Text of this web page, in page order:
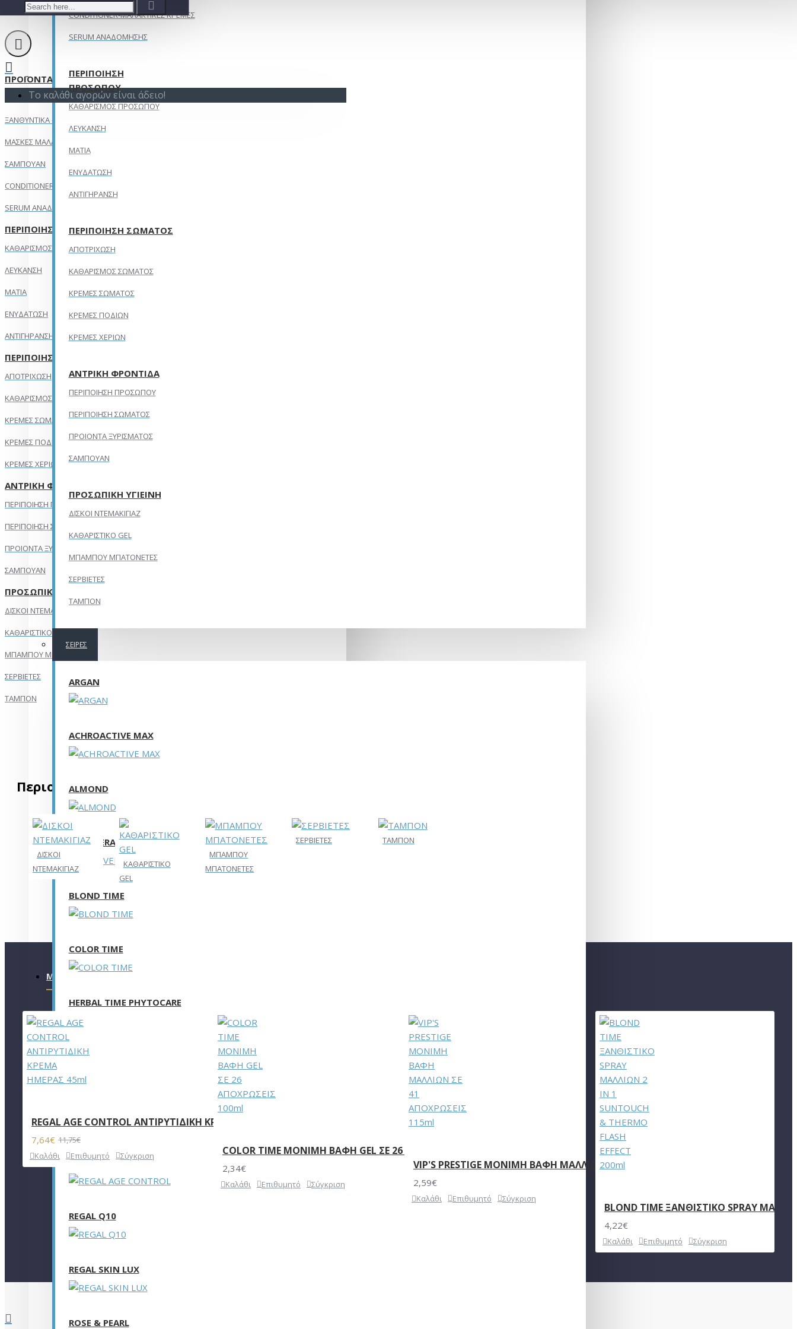
CONDITIONER-ΜΑΛΑΚΤΙΚΕΣ ΚΡΕΜΕΣ
SERUM ΑΝΑΔΟΜΗΣΗΣ
ΠΕΡΙΠΟΙΗΣΗ
ΠΡΟΣΩΠΟΥ
ΚΑΘΑΡΙΣΜΟΣ ΠΡΟΣΩΠΟΥ
ΛΕΥΚΑΝΣΗ
ΜΑΤΙΑ
ΕΝΥΔΑΤΩΣΗ
ΑΝΤΙΓΗΡΑΝΣΗ
ΠΕΡΙΠΟΙΗΣΗ ΣΩΜΑΤΟΣ
ΑΠΟΤΡΙΧΩΣΗ
ΚΑΘΑΡΙΣΜΟΣ ΣΩΜΑΤΟΣ
ΚΡΕΜΕΣ ΣΩΜΑΤΟΣ
ΚΡΕΜΕΣ ΠΟΔΙΩΝ
ΚΡΕΜΕΣ ΧΕΡΙΩΝ
ΑΝΤΡΙΚΗ ΦΡΟΝΤΙΔΑ
ΠΕΡΙΠΟΙΗΣΗ ΠΡΟΣΩΠΟΥ
ΠΕΡΙΠΟΙΗΣΗ ΣΩΜΑΤΟΣ
ΠΡΟΙΟΝΤΑ ΞΥΡΙΣΜΑΤΟΣ
ΣΑΜΠΟΥΑΝ
ΠΡΟΣΩΠΙΚΗ ΥΓΙΕΙΝΗ
ΔΙΣΚΟΙ ΝΤΕΜΑΚΙΓΙΑΖ
ΚΑΘΑΡΙΣΤΙΚΟ GEL
ΜΠΑΜΠΟΥ ΜΠΑΤΟΝΕΤΕΣ
ΣΕΡΒΙΕΤΕΣ
ΤΑΜΠΟΝ
ΣΕΙΡΈΣ
ARGAN
ACHROACTIVE MAX
ALMOND
ALOE VERA
BLOND TIME
COLOR TIME
HERBAL TIME PHYTOCARE
FOREST PHARMACY
REGAL AGE CONTROL
REGAL Q10
REGAL SKIN LUX
ROSE & PEARL
Το καλάθι αγορών είναι άδειο!
ΠΡΟΪΟΝΤΑ ΜΑΛΛΙΩΝ
ΒΑΦΕΣ ΜΑΛΛΙΩΝ
ΞΑΝΘΥΝΤΙΚΑ - ΝΤΕΚΑΠΑΖ
ΜΑΣΚΕΣ ΜΑΛΛΙΩΝ
ΣΑΜΠΟΥΑΝ
CONDITIONER-ΜΑΛΑΚΤΙΚΕΣ ΚΡΕΜΕΣ
SERUM ΑΝΑΔΟΜΗΣΗΣ
ΠΕΡΙΠΟΙΗΣΗ ΠΡΟΣΩΠΟΥ
ΚΑΘΑΡΙΣΜΟΣ ΠΡΟΣΩΠΟΥ
ΛΕΥΚΑΝΣΗ
ΜΑΤΙΑ
ΕΝΥΔΑΤΩΣΗ
ΑΝΤΙΓΗΡΑΝΣΗ
ΠΕΡΙΠΟΙΗΣΗ ΣΩΜΑΤΟΣ
ΑΠΟΤΡΙΧΩΣΗ
ΚΑΘΑΡΙΣΜΟΣ ΣΩΜΑΤΟΣ
ΚΡΕΜΕΣ ΣΩΜΑΤΟΣ
ΚΡΕΜΕΣ ΠΟΔΙΩΝ
ΚΡΕΜΕΣ ΧΕΡΙΩΝ
ΑΝΤΡΙΚΗ ΦΡΟΝΤΙΔΑ
ΠΕΡΙΠΟΙΗΣΗ ΠΡΟΣΩΠΟΥ
ΠΕΡΙΠΟΙΗΣΗ ΣΩΜΑΤΟΣ
ΠΡΟΙΟΝΤΑ ΞΥΡΙΣΜΑΤΟΣ
ΣΑΜΠΟΥΑΝ
ΠΡΟΣΩΠΙΚΗ ΥΓΙΕΙΝΗ
ΔΙΣΚΟΙ ΝΤΕΜΑΚΙΓΙΑΖ
ΚΑΘΑΡΙΣΤΙΚΟ GEL
ΜΠΑΜΠΟΥ ΜΠΑΤΟΝΕΤΕΣ
ΣΕΡΒΙΕΤΕΣ
ΤΑΜΠΟΝ
Περιορίστε την αναζήτηση
ΔΙΣΚΟΙ
ΝΤΕΜΑΚΙΓΙΑΖ
ΚΑΘΑΡΙΣΤΙΚΟ
GEL
ΜΠΑΜΠΟΥ
ΜΠΑΤΟΝΕΤΕΣ
ΣΕΡΒΙΕΤΕΣ ΤΑΜΠΟΝ
ΜΕ ΤΙΣ ΠΕΡΙΣΣΌΤΕΡΕΣ ΠΡΟΒΟΛΈΣ
REGAL AGE CONTROL ΑΝΤΙΡΥΤΙΔΙΚΗ ΚΡΕΜΑ ΗΜΕΡΑΣ 45ml
7,64€ 11,75€
Καλάθι
Επιθυμητό Σύγκριση COLOR TIME ΜΟΝΙΜΗ ΒΑΦΗ GEL ΣΕ 26 ΑΠΟΧΡΩΣΕΙΣ 100ml
2,34€
Καλάθι Επιθυμητό Σύγκριση
VIP'S PRESTIGE ΜΟΝΙΜΗ ΒΑΦΗ ΜΑΛΛΙΩΝ ΣΕ 41 ΑΠΟΧΡΩΣΕΙΣ 115ml
2,59€
Καλάθι Επιθυμητό Σύγκριση
BLOND TIME ΞΑΝΘΙΣΤΙΚΟ SPRAY
4,22€
Καλάθι Επιθυμητό Σύγκριση